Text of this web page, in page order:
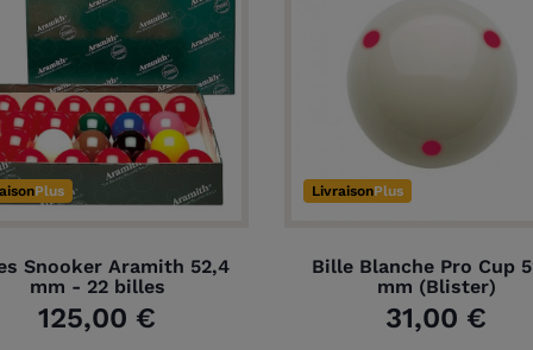
Plus
Snooker Aramith 52,4
mm - 22 billes
125,00 €
LivraisonPlus
Bille Blanche Pro Cup
mm (Blister)
31,00 €